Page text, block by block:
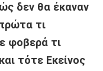
δεν θα έκαναν
τι
φοβερά τι
τότε Εκείνος